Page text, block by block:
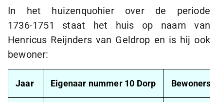
In het huizenquohier over de periode
1736-1751
staat het huis op naam van
Henricus Reijnders van Geldrop en is hij ook
bewoner:
Jaar Eigenaar nummer 10 Dorp Bewoners